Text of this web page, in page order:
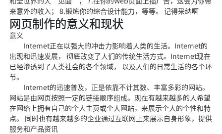
来意外的收入； 8.锻炼你的综合设计能力，等等。 记得采纳啊
网页制作的意义和现状
意义
Internet正在以强大的冲击力影响着人类的生活。Internet的
出现和迅速发展， 彻底改变了人们的传统生活方式。Internet现在
已经渗透到了人类社会的各个领域， 以及人们的日常生活的各个环
节。
Internet的迅速普及，正是依靠不计其数、丰富多彩的网站。
网站是由网页按照一定的链接顺序组成。现在有越来越多的人希望
在网络上拥有自己的个人主页或个人网站，来展示个人的个性和特
点。 同时也有越来越多的企业通过互联网上来展示自身形象，提供
服务和产品资讯